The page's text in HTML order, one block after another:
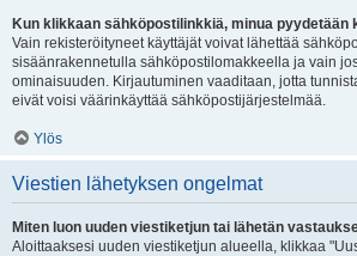
Kun klikkaan sähköpostilinkkiä, minua pyydetään
Vain rekisteröityneet käyttäjät voivat lähettää
sisäänrakennetulla sähköpostilomakkeella ja vain
ominaisuuden. Kirjautuminen vaaditaan, jotta
eivät voisi väärinkäyttää sähköpostijärjestelmää.
Ylös
Viestien lähetyksen ongelmat
Miten luon uuden viestiketjun tai lähetän
Aloittaaksesi uuden viestiketjun alueella, klikkaa